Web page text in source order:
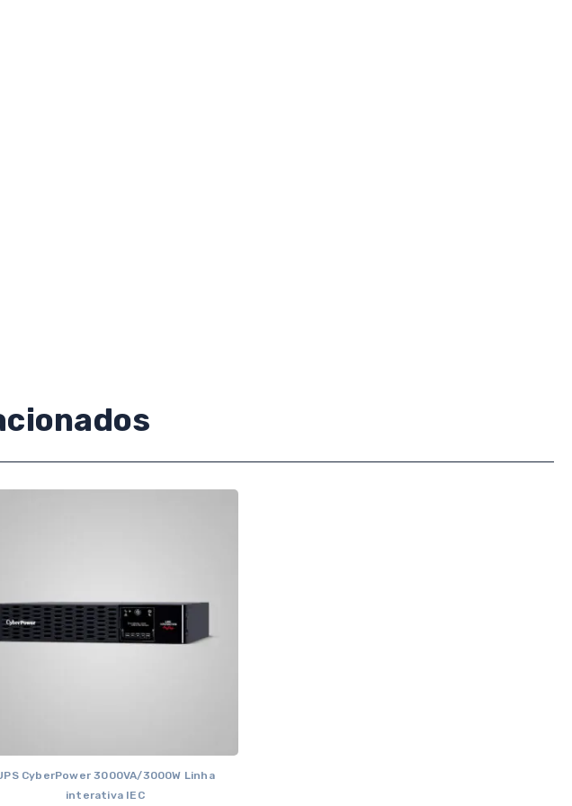
CyberPower 3000VA/3000W Linha
interativa IEC